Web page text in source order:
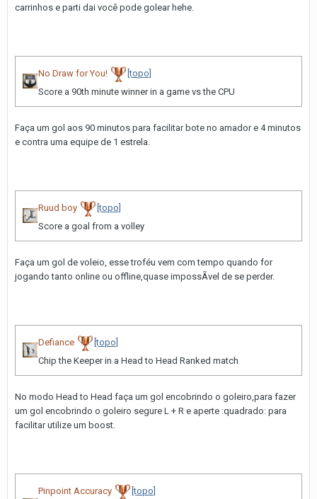
carrinhos e parti dai você pode golear hehe.
No Draw for You!
[topo]
Score a 90th minute winner in a game vs the CPU
Faça um gol aos 90 minutos para facilitar bote no amador e 4 minutos
e contra uma equipe de 1 estrela.
Ruud boy
[topo]
Score a goal from a volley
Faça um gol de voleio, esse troféu vem com tempo quando for
jogando tanto online ou offline,quase impossÃ­vel de se perder.
Defiance
[topo]
Chip the Keeper in a Head to Head Ranked match
No modo Head to Head faça um gol encobrindo o goleiro,para fazer
um gol encobrindo o goleiro segure L + R e aperte :quadrado: para
facilitar utilize um boost.
Pinpoint Accuracy
[topo]